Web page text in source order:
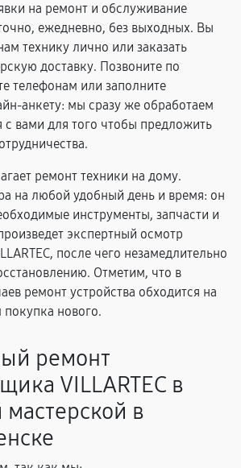
на ремонт и обслуживание
ежедневно, без выходных. Вы
технику лично или заказать
доставку. Позвоните по
телефонам или заполните
анкету: мы сразу же обработаем
с вами для того чтобы предложить
ремонт техники на дому.
на любой удобный день и время: он
инструменты, запчасти и
экспертный осмотр
после чего незамедлительно
Отметим, что в
ремонт устройства обходится на
нового.
ремонт
VILLARTEC в
в